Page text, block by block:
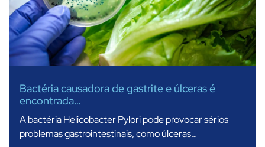
Bactéria causadora de gastrite e úlceras é
encontrada…
A bactéria Helicobacter Pylori pode provocar sérios
problemas gastrointestinais, como úlceras…